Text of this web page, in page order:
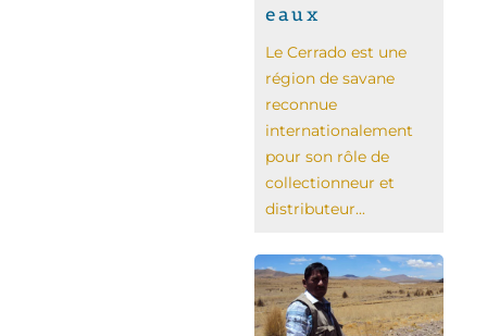
eaux
Le Cerrado est une
région de savane
reconnue
internationalement
pour son rôle de
collectionneur et
distributeur...